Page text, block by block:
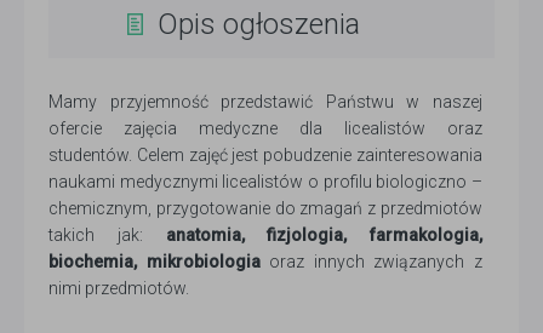
Opis ogłoszenia
Mamy przyjemność przedstawić Państwu w naszej
ofercie zajęcia medyczne dla licealistów oraz
studentów. Celem zajęć jest pobudzenie zainteresowania
naukami medycznymi licealistów o profilu biologiczno –
chemicznym, przygotowanie do zmagań z przedmiotów
takich jak: anatomia, fizjologia, farmakologia,
biochemia, mikrobiologiaoraz innych związanych z
nimi przedmiotów.